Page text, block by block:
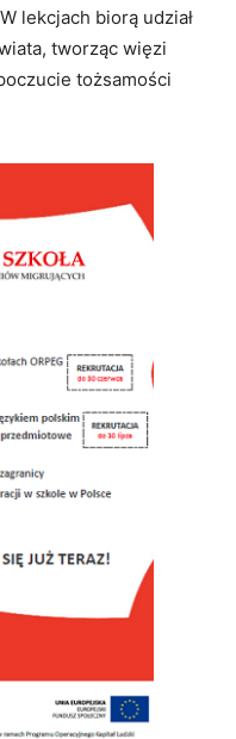
lekcjach biorą udział
tworząc więzi
tożsamości